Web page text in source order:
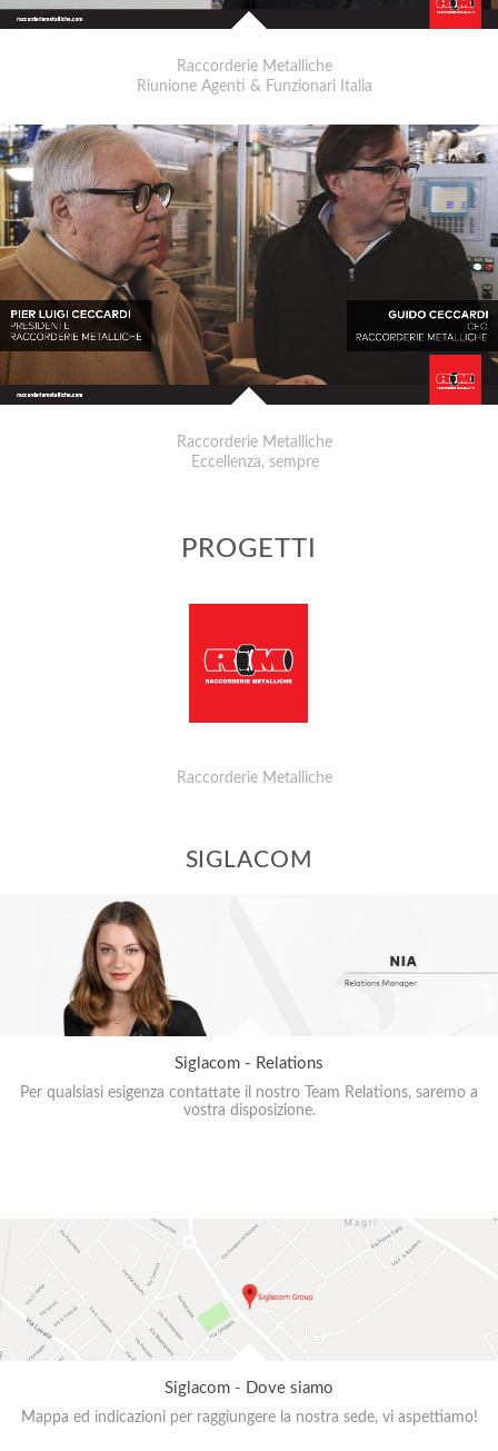
Raccorderie Metalliche
Riunione Agenti & Funzionari Italia
Raccorderie Metalliche
Eccellenza, sempre
PROGETTI
Raccorderie Metalliche
SIGLACOM
Siglacom - Relations
Per qualsiasi esigenza contattate il nostro Team Relations, saremo a
vostra disposizione.
Siglacom - Dove siamo
Mappa ed indicazioni per raggiungere la nostra sede, vi aspettiamo!